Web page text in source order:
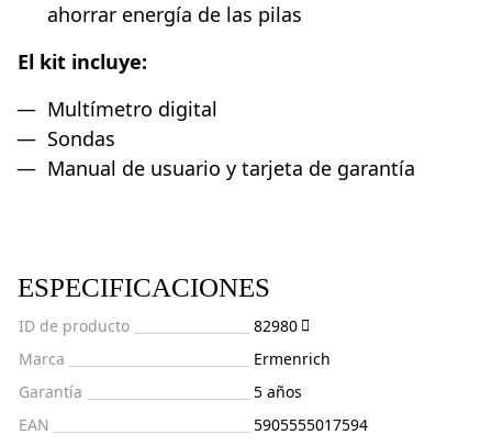
ahorrar energía de las pilas
El kit incluye:
Multímetro digital
Sondas
Manual de usuario y tarjeta de garantía
ESPECIFICACIONES
ID de producto
82980
Marca
Ermenrich
Garantía
5 años
EAN
5905555017594